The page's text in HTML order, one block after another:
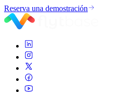
Reserva una demostración